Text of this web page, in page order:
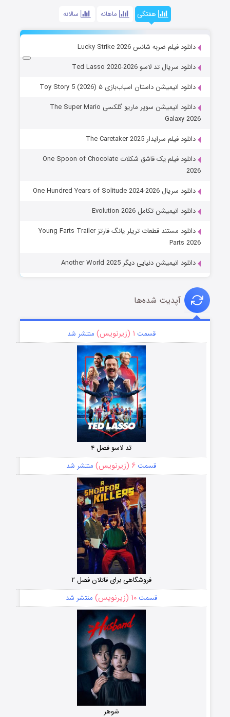
هفتگی ماهانه سالانه
دانلود فیلم ضربه شانس Lucky Strike 2026
دانلود سریال تد لاسو Ted Lasso 2020-2026
دانلود انیمیشن داستان اسباب‌بازی ۵ Toy Story 5 (2026)
دانلود انیمیشن سوپر ماریو گلکسی The Super Mario
Galaxy 2026
دانلود فیلم سرایدار The Caretaker 2025
دانلود فیلم یک قاشق شکلات One Spoon of Chocolate
2026
دانلود سریال One Hundred Years of Solitude 2024-2026
دانلود انیمیشن تکامل Evolution 2026
دانلود مستند قطعات تریلر یانگ فارتز Young Farts Trailer
Parts 2026
دانلود انیمیشن دنیایی دیگر Another World 2025
آپدیت شده‌ها
قسمت ۱ (زیرنویس) منتشر شد
تد لاسو فصل ۴
قسمت ۶ (زیرنویس) منتشر شد
فروشگاهی برای قاتلان فصل ۲
قسمت۱۰ (زیرنویس) منتشر شد
شوهر